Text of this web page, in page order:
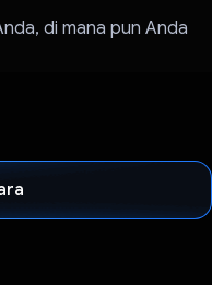
di mana pun Anda